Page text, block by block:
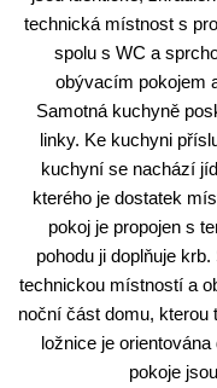
technická místnost s
spolu s WC a
obývacím pokojem
Samotná kuchyně
linky. Ke kuchyni
kuchyní se nachází
kterého je dostatek
pokoj je propojen s
pohodu ji doplňuje
technickou místností a
noční část domu, kterou
ložnice je
pokoje